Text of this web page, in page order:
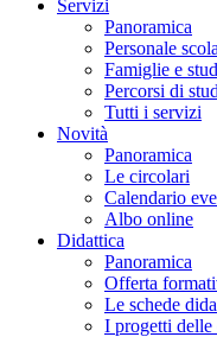
Servizi
Panoramica
Personale
Famiglie e
Percorsi di
Tutti i servizi
Novità
Panoramica
Le circolari
Calendario
Albo online
Didattica
Panoramica
Offerta
Le schede
I progetti delle